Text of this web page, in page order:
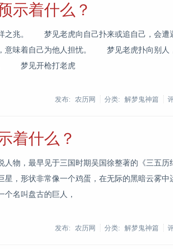
示着什么？
祥之兆。 梦见老虎向自己扑来或追自己，会
意味着自己为他人担忧。 梦见老虎扑向别人
。 梦见开枪打老虎
发布: 农历网
分类: 解梦鬼神篇
着什么？
人物，最早见于三国时期吴国徐整著的《三五历
星，形状非常像一个鸡蛋，在无际的黑暗云雾中
个名叫盘古的巨人，
发布: 农历网
分类: 解梦鬼神篇